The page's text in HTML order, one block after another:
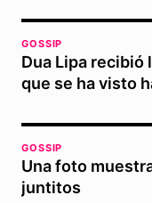
GOSSIP
Dua Lipa recibió
que se ha visto
GOSSIP
Una foto
juntitos